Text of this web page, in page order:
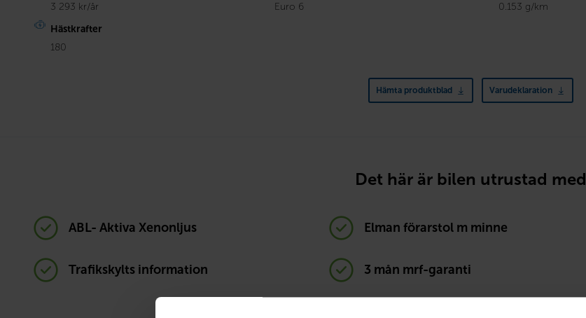
3 293 kr/år
Euro 6
0.153 g/km
Hästkrafter
180
Hämta produktblad Varudeklaration
Det här är bilen utrustad med
ABL- Aktiva Xenonljus Elman förarstol m minne
Trafikskylts information 3 mån mrf-garanti